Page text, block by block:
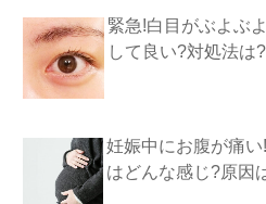
緊急!白目がぶよぶ
して良い?対処法は?
妊娠中にお腹が痛
はどんな感じ?原因